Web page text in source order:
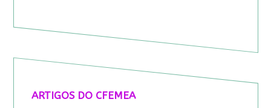
ARTIGOS DO CFEMEA